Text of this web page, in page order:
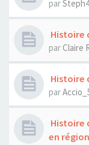
par
Histoire
par Claire
Histoire
par
Histoire
en